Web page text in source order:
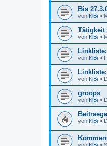
Bis
von KlBi »
Tätigkeit
von KlBi »
von KlBi »
von KlBi »
groops
von KlBi »
von KlBi »